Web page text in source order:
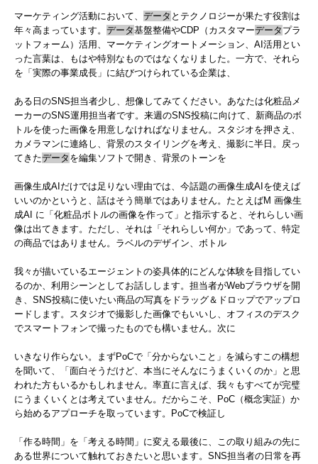
マーケティング活動において、 データ とテクノロジーが果たす役割は
年々高まっています。 データ基盤整備やCDP（カスタマーデータ プラ
ットフォーム）活用、マーケティングオートメーション、AI活用とい
った言葉は、もはや特別なものではなくなりました。一方で、それら
を「実際の事業成長」に結びつけられている企業は、
ある日のSNS担当者少し、想像してみてください。あなたは化粧品メ
ーカーのSNS運用担当者です。来週のSNS投稿に向けて、新商品のボ
トルを使った画像を用意しなければなりません。スタジオを押さえ、
カメラマンに連絡し、背景のスタイリングを考え、撮影に半日。戻っ
てきたデータ を編集ソフトで開き、背景のトーンを
画像生成AIだけでは足りない理由では、今話題の画像生成AIを使えば
いいのかというと、話はそう簡単ではありません。たとえばM 画像生
成AI に「化粧品ボトルの画像を作って」と指示すると、それらしい画
像は出てきます。ただし、それは「それらしい何か」であって、特定
の商品ではありません。ラベルのデザイン、ボトル
我々が描いているエージェントの姿具体的にどんな体験を目指してい
るのか、利用シーンとしてお話しします。担当者がWebブラウザを開
き、SNS投稿に使いたい商品の写真をドラッグ＆ドロップでアップロ
ードします。スタジオで撮影した画像でもいいし、オフィスのデスク
でスマートフォンで撮ったものでも構いません。次に
いきなり作らない。まずPoCで「分からないこと」を減らすこの構想
を聞いて、「面白そうだけど、本当にそんなにうまくいくのか」と思
われた方もいるかもしれません。率直に言えば、我々もすべてが完璧
にうまくいくとは考えていません。だからこそ、PoC（概念実証）か
ら始めるアプローチを取っています。PoCで検証し
「作る時間」を「考える時間」に変える最後に、この取り組みの先に
ある世界について触れておきたいと思います。SNS担当者の日常を再